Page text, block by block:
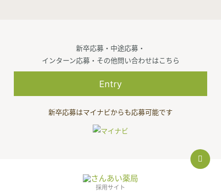
新卒応募・中途応募・
インターン応募・その他問い合わせはこちら
Entry
新卒応募はマイナビからも応募可能です
採用サイト